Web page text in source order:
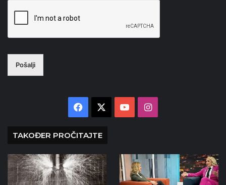
Pošalji
Facebook YouTubeInstagram
TAKOĐER PROČITAJTE